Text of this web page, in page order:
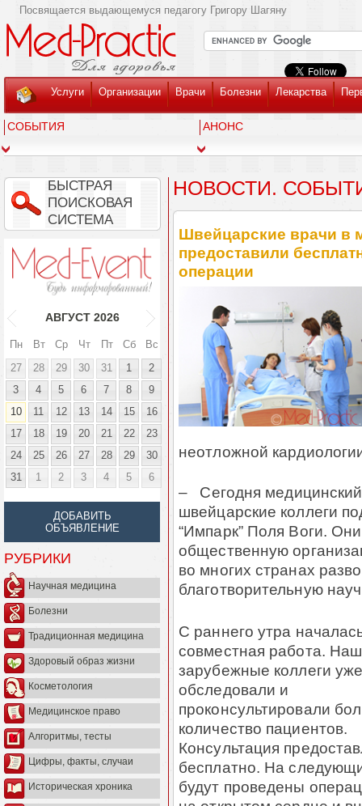
Посвящается выдающемуся педагогу Григору Шагяну
Услуги Организации Врачи Болезни Лекарства
СОБЫТИЯ АНОНС
БЫСТРАЯ
ПОИСКОВАЯ
СИСТЕМА
АВГУСТ 2026
Пн Вт Ср Чт Пт Сб
Вс
27
28 29 30 31 1
2
3
4 5 6 7 8
9
10
11 12 13 14 15
16
17
18 19 20 21 22
23
24
25 26 27 28 29
30
31
1 2 3 4 5 6
ДОБАВИТЬ
ОБЪЯВЛЕНИЕ
РУБРИКИ
Научная медицина
Болезни
Традиционная медицина
Здоровый образ жизни
Косметология
Медицинское право
Алгоритмы, тесты
Цифры, факты, случаи
Историческая хроника
НОВОСТИ.
Швейцарские врачи в
предоставили
операции
неотложной
– Сегодня
швейцарские коллеги
“Импарк” Поля Воги.
общественную
во многих странах
благотворительную
С раннего утра
совместная работа.
зарубежные коллеги
обследовали и
проконсультировали
количество пациентов.
Консультация
бесплатно. На
будут проведены